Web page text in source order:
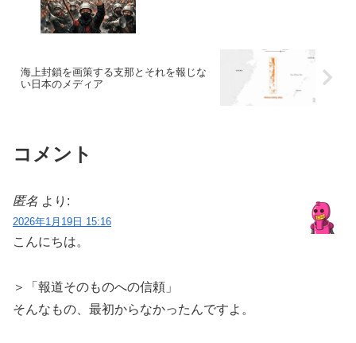
海上封鎖を画策する支那とそれを報じな
い日本のメディア
コメント
匿名 より:
2026年1月19日 15:16
こんにちは。
＞「報道そのものへの信頼」
そんなもの、最初からなかったんですよ。